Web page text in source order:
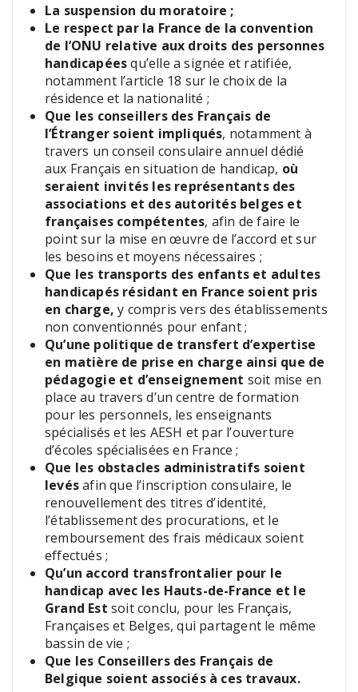
La suspension du moratoire ;
Le respect par la France de la convention
de l’ONU relative aux droits des personnes
handicapéesqu’elle a signée et ratifiée,
notamment l’article 18 sur le choix de la
résidence et la nationalité ;
Que les conseillers des Français de
l’Étranger soient impliqués, notamment à
travers un conseil consulaire annuel dédié
aux Français en situation de handicap, où
seraient invités les représentants des
associations et des autorités belges et
françaises compétentes, afin de faire le
point sur la mise en œuvre de l’accord et sur
les besoins et moyens nécessaires ;
Que les transports des enfants et adultes
handicapés résidant en France soient pris
en charge,y compris vers des établissements
non conventionnés pour enfant ;
Qu’une politique de transfert d’expertise
en matière de prise en charge ainsi que de
pédagogie et d’enseignement soit mise en
place au travers d’un centre de formation
pour les personnels, les enseignants
spécialisés et les AESH et par l’ouverture
d’écoles spécialisées en France ;
Que les obstacles administratifs soient
levésafin que l’inscription consulaire, le
renouvellement des titres d’identité,
l’établissement des procurations, et le
remboursement des frais médicaux soient
effectués ;
Qu’un accord transfrontalier pour le
handicap avec les Hauts-de-France et le
Grand Est soit conclu, pour les Français,
Françaises et Belges, qui partagent le même
bassin de vie ;
Que les Conseillers des Français de
Belgique soient associés à ces travaux.